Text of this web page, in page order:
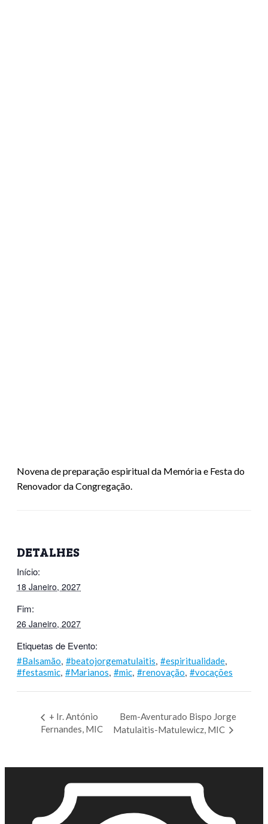
Novena de preparação espiritual da Memória e Festa do
Renovador da Congregação.
DETALHES
Início:
18 Janeiro, 2027
Fim:
26 Janeiro, 2027
Etiquetas de Evento:
#Balsamão, #beatojorgematulaitis, #espiritualidade,
#festasmic, #Marianos, #mic, #renovação, #vocações
+ Ir. António
Fernandes, MIC
Bem-Aventurado Bispo Jorge
Matulaitis-Matulewicz, MIC